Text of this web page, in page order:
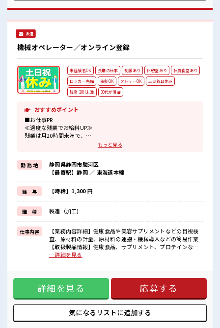
派遣
機械オペレーター／オンライン登録
未経験者OK 長期の仕事 制服あり 休憩室あり
社員食堂あり
ロッカー完備
染髪OK タトゥーOK
土日祝日休み
残業 20H未満
30代が活躍
おすすめポイント
■お仕事PR
≪適度な残業でお給料UP≫
残業は月20時間未満で、
週末は家族や友人と一緒にプライベート満喫！
≪髪色自由で自分らしく働く≫
明るすぎたり奇抜でなければ基本的に自由！
(規定有)≪動きやすい制服アリ≫
制服があるので、
毎日の服装の悩み解消♪
≪初めての仕事だけど自分にもできそう≫
新しいことにチャレンジするのは不安だけど、
しっかり働く環境が整っています！
イチからスキルUP・ステップUP目指していきましょう！
■職場の雰囲気
髪型にこだわりのあるアナタは必見！
職場にはロッカー完備！
私物の置きすぎには注意が必要ですね★
程よく残業あり！
もっと見る
勤 務 地
静岡県静岡市駿河区
【最寄駅】静岡 ／ 東海道本線
給 与 【時給】1,300 円
職 種 製造（加工)
仕事内容
【業務内容詳細】健康食品や美容サプリメントなどの目視検
査、原材料の計量、原材料の運搬・機械導入などの簡易作業
【取扱製品情報】健康食品、サプリメント、プロテインな
ど。 ■お仕事PR ≪適度な残業でお給料UP≫ 残業は月20時間
≫ 明るすぎたり奇抜でなければ基本的に自由！ (規定有)≪動
きやすい制服アリ≫ 制服があるので、 毎日の服装の悩み解消
♪ ≪初めての仕事だけど自分にもできそう≫ 新しいことにチ
ャレンジするのは不安だけど、 しっかり働く環境が整ってい
ます！ イチからスキルUP・ステップUP目指していきましょ
…詳細を見る
詳細を見る 応募する
気になるリストに追加する